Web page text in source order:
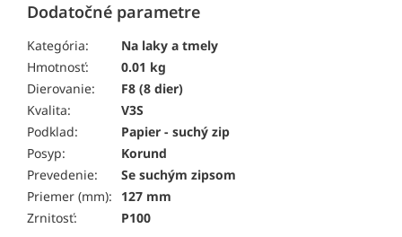
Dodatočné parametre
Kategória:
Na laky a tmely
Hmotnosť:
0.01 kg
Dierovanie:
F8 (8 dier)
Kvalita:
V3S
Podklad:
Papier - suchý zip
Posyp:
Korund
Prevedenie:
Se suchým zipsom
Priemer (mm):
127 mm
Zrnitosť:
P100